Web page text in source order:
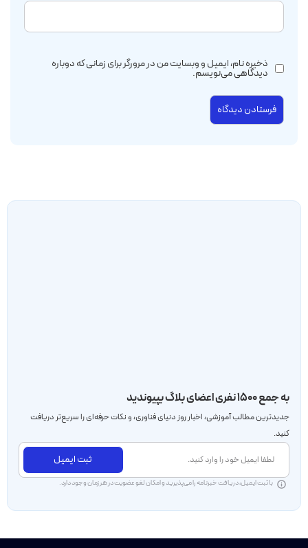
ذخیره نام، ایمیل و وبسایت من در مرورگر برای زمانی که دوباره
دیدگاهی می‌نویسم.
به جمع ۱۵۰۰ نفری اعضای بلاگ بپیوندید
جدید‌ترین مطالب آموزشی، اخبار روز دنیای فناوری، و نکات حرفه‌ای را سریع‌تر دریافت
کنید.
ثبت ایمیل
با ثبت ایمیل، دریافت خبرنامه را می‌پذیرید و امکان لغو عضویت در هر زمان وجود دارد.